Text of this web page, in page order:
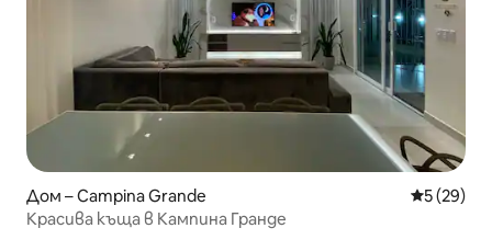
Дом – Campina Grande Средна
5 (29)
Красива къща в Кампина Гранде